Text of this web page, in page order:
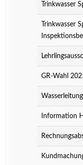
Trinkwasser
Trinkwasser
GR-Wahl
Information